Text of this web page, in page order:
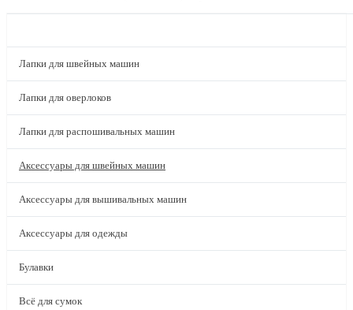
Лапки для швейных машин
Лапки для оверлоков
Лапки для распошивальных машин
Аксессуары для швейных машин
Аксессуары для вышивальных машин
Аксессуары для одежды
Булавки
Всё для сумок